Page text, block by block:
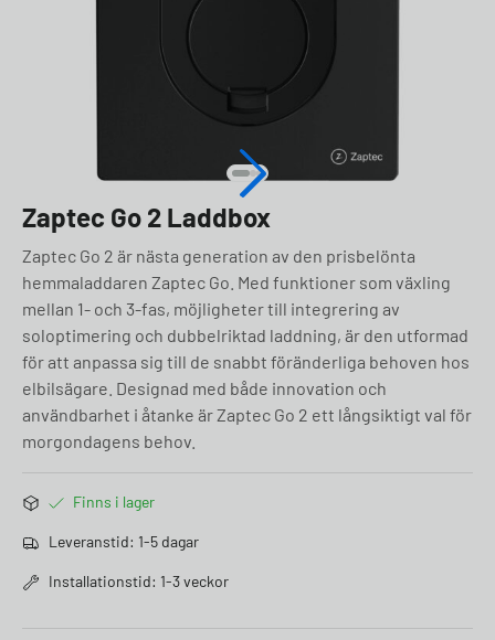
Zaptec Go 2 Laddbox
Zaptec Go 2 är nästa generation av den prisbelönta
hemmaladdaren Zaptec Go. Med funktioner som växling
mellan 1- och 3-fas, möjligheter till integrering av
soloptimering och dubbelriktad laddning, är den utformad
för att anpassa sig till de snabbt föränderliga behoven hos
elbilsägare. Designad med både innovation och
användbarhet i åtanke är Zaptec Go 2 ett långsiktigt val för
morgondagens behov.
Finns i lager
Leveranstid: 1-5 dagar
Installationstid: 1-3 veckor